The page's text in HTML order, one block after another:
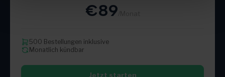
€89
500 Bestellungen inklusive
Monatlich kündbar
Jetzt starten